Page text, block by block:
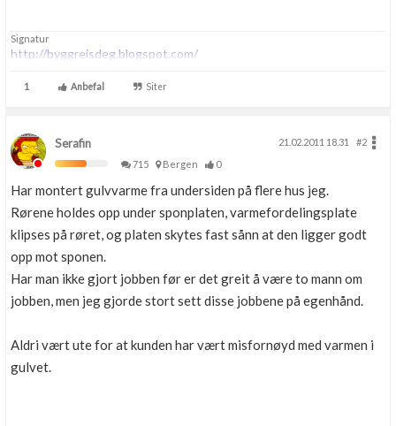
Signatur
http://byggreisdeg.blogspot.com/
1 Anbefal Siter
Serafin 21.02.2011 18.31
#2
715
Bergen 0
Har montert gulvvarme fra undersiden på flere hus jeg.
Rørene holdes opp under sponplaten, varmefordelingsplate
klipses på røret, og platen skytes fast sånn at den ligger godt
opp mot sponen.
Har man ikke gjort jobben før er det greit å være to mann om
jobben, men jeg gjorde stort sett disse jobbene på egenhånd.
Aldri vært ute for at kunden har vært misfornøyd med varmen i
gulvet.